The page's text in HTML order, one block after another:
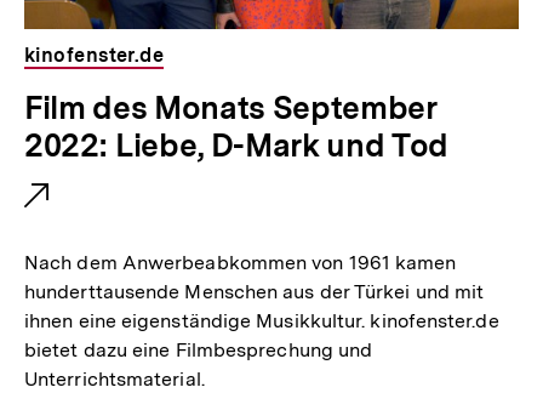
kinofenster.de
E
x
t
e
r
n
e
r
Film des Monats September
2022: Liebe, D-Mark und Tod
Nach dem Anwerbeabkommen von 1961 kamen
hunderttausende Menschen aus der Türkei und mit
ihnen eine eigenständige Musikkultur. kinofenster.de
bietet dazu eine Filmbesprechung und
Unterrichtsmaterial.